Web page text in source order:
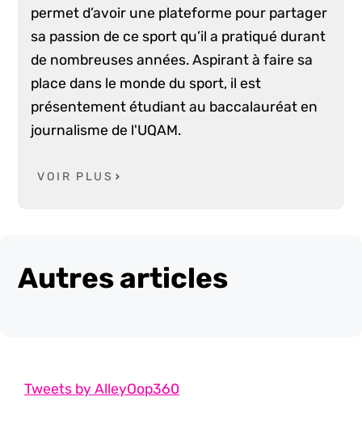
permet d’avoir une plateforme pour partager
sa passion de ce sport qu’il a pratiqué durant
de nombreuses années. Aspirant à faire sa
place dans le monde du sport, il est
présentement étudiant au baccalauréat en
journalisme de l'UQAM.
VOIR PLUS
Autres articles
Tweets by AlleyOop360